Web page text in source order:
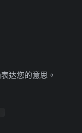
达您的意思。